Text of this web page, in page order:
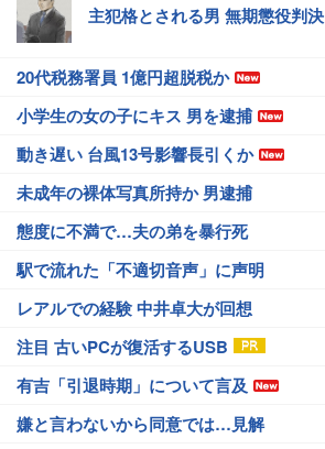
主犯格とされる男 無期懲役判決
20代税務署員 1億円超脱税か
小学生の女の子にキス 男を逮捕
動き遅い 台風13号影響長引くか
未成年の裸体写真所持か 男逮捕
態度に不満で…夫の弟を暴行死
駅で流れた「不適切音声」に声明
レアルでの経験 中井卓大が回想
注目 古いPCが復活するUSB
有吉「引退時期」について言及
嫌と言わないから同意では…見解